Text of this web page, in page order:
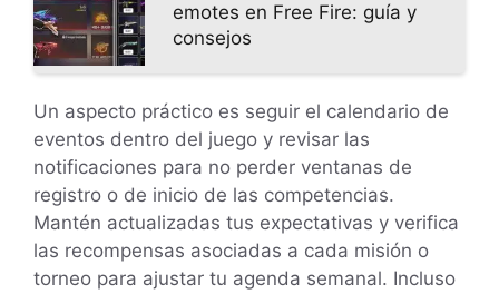
emotes en Free Fire: guía y
consejos
Un aspecto práctico es seguir el calendario de
eventos dentro del juego y revisar las
notificaciones para no perder ventanas de
registro o de inicio de las competencias.
Mantén actualizadas tus expectativas y verifica
las recompensas asociadas a cada misión o
torneo para ajustar tu agenda semanal. Incluso